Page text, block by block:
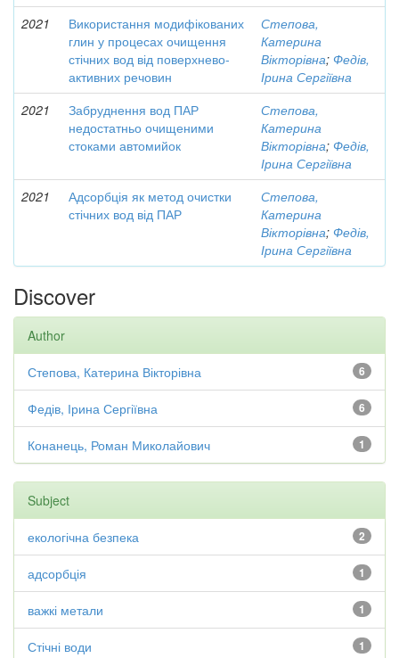
2021
Використання модифікованих
глин у процесах очищення
стічних вод від поверхнево-
активних речовин
Степова,
Катерина
Вікторівна; Федів,
Ірина Сергіївна
2021
Забруднення вод ПАР
недостатньо очищеними
стоками автомийок
Степова,
Катерина
Вікторівна; Федів,
Ірина Сергіївна
2021
Адсорбція як метод очистки
стічних вод від ПАР
Степова,
Катерина
Вікторівна; Федів,
Ірина Сергіївна
Discover
Author
6
Степова, Катерина Вікторівна
6
Федів, Ірина Сергіївна
1
Конанець, Роман Миколайович
Subject
2
екологічна безпека
1
адсорбція
1
важкі метали
1
Стічні води